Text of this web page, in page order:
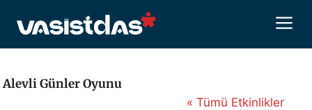
atla
Alevli Günler Oyunu
« Tümü Etkinlikler